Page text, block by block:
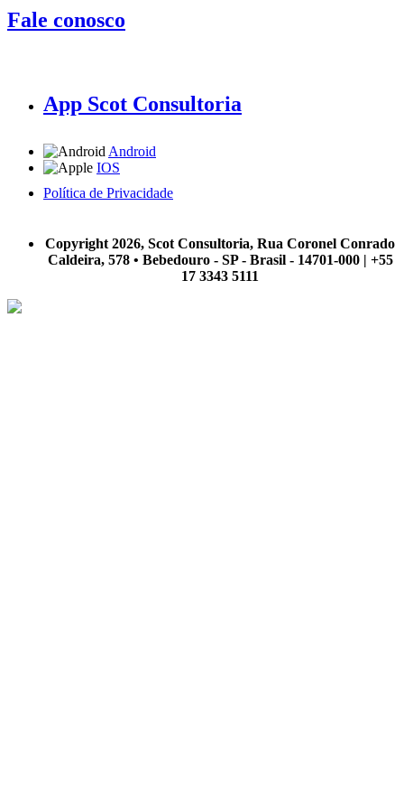
Fale conosco
App Scot Consultoria
Android
IOS
Política de Privacidade
Copyright 2026, Scot Consultoria, Rua Coronel Conrado
Caldeira, 578 • Bebedouro - SP - Brasil - 14701-000 | +55
17 3343 5111